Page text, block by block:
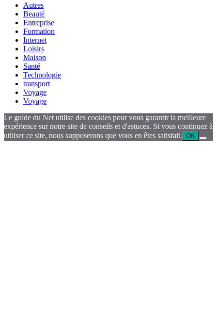
Autres
Beauté
Entreprise
Formation
Internet
Loisirs
Maison
Santé
Technologie
transport
Voyage
Voyage
Le guide du Net utilise des cookies pour vous garantir la meilleure
expérience sur notre site de conseils et d'astuces. Si vous continuez à
utiliser ce site, nous supposerons que vous en êtes satisfait. OK